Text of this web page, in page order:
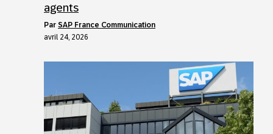
agents
par SAP France Communication
avril 24, 2026